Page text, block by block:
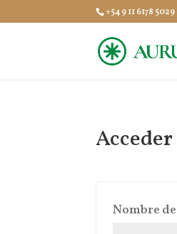
+54 9 11 6178 5029
Acceder
Nombre